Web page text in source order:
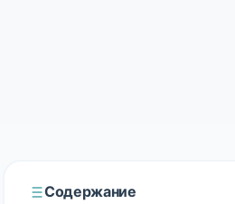
Содержание